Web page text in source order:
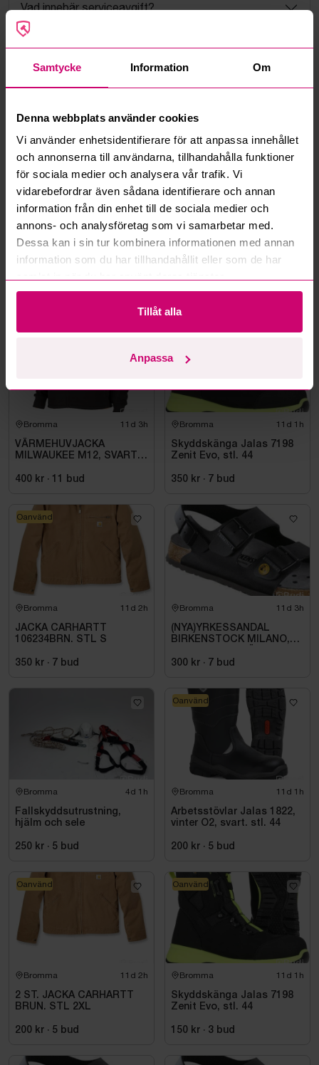
Samtycke Information Om
Denna webbplats använder cookies
Vi använder enhetsidentifierare för att anpassa innehållet
och annonserna till användarna, tillhandahålla funktioner
för sociala medier och analysera vår trafik. Vi
vidarebefordrar även sådana identifierare och annan
information från din enhet till de sociala medier och
annons- och analysföretag som vi samarbetar med.
Dessa kan i sin tur kombinera informationen med annan
information som du har tillhandahållit eller som de har
Tillåt alla
Anpassa
Vad innebär serviceavgift?
Vad är ett reservationspris?
Hur fungerar budmotorn?
Kan jag ångra ett bud?
Kan ni frakta mina vunna objekt?
Läs fler frågor och svar
Mer från samma kategori
Bromma 11d 3h
VÄRMEHUVJACKA
MILWAUKEE M12, SVART
400 kr · 11 bud
Oanvänd
Bromma 11d 1h
Skyddskänga Jalas 7198
Zenit Evo, stl. 44
350 kr · 7 bud
Oanvänd
Bromma 11d 2h
JACKA CARHARTT
106234BRN. STL S
350 kr · 7 bud
Oanvänd
Bromma 11d 3h
(NYA)YRKESSANDAL
BIRKENSTOCK MILANO,
SVART. STL 42
300 kr · 7 bud
Bromma 4d 1h
Fallskyddsutrustning,
hjälm och sele
250 kr · 5 bud
Bromma 11d 1h
Arbetsstövlar Jalas 1822,
vinter O2, svart. stl. 44
200 kr · 5 bud
Oanvänd
Bromma 11d 2h
2 ST. JACKA CARHARTT
BRUN. STL 2XL
200 kr · 5 bud
Oanvänd
Bromma 11d 1h
Skyddskänga Jalas 7198
Zenit Evo, stl. 44
150 kr · 3 bud
Oanvänd